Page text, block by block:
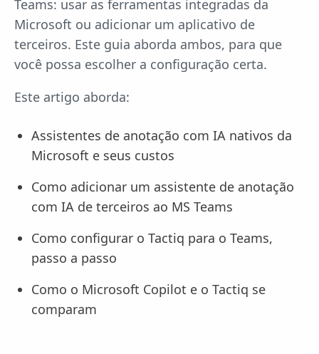
Teams: usar as ferramentas integradas da
Microsoft ou adicionar um aplicativo de
terceiros. Este guia aborda ambos, para que
você possa escolher a configuração certa.
Este artigo aborda:
Assistentes de anotação com IA nativos da
Microsoft e seus custos
Como adicionar um assistente de anotação
com IA de terceiros ao MS Teams
Como configurar o Tactiq para o Teams,
passo a passo
Como o Microsoft Copilot e o Tactiq se
comparam